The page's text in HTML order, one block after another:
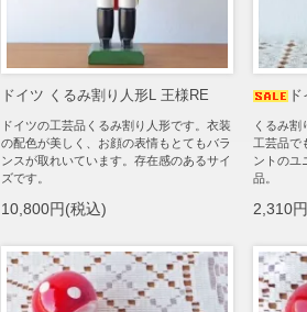
ドイツ くるみ割り人形L 王様RE
ドイツの工芸品くるみ割り人形です。衣装
の配色が美しく、お顔の表情もとてもバラ
ンスが取れいています。存在感のあるサイ
ズです。
10,800円(税込)
くるみ割
工芸品で
ントのユ
品。
2,310